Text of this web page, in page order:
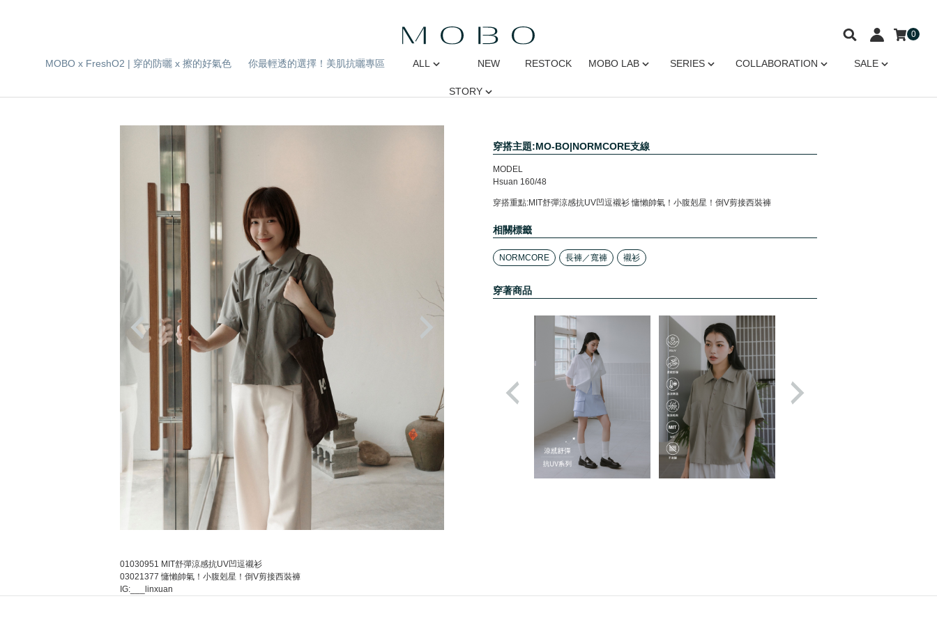
MOBO x FreshO2 | 穿的防曬 x 擦的好氣色 你最輕透的選擇！美肌抗曬專區 ALL NEW RESTOCK MOBO LAB SERIES COLLABORATION SALE
STORY
0
穿搭主題:MO-BO|NORMCORE支線
MODEL
Hsuan 160/48
穿搭重點:MIT舒彈涼感抗UV凹逗襯衫 慵懶帥氣！小腹剋星！倒V剪接西裝褲
相關標籤
NORMCORE 長褲／寬褲 襯衫
穿著商品
01030951 MIT舒彈涼感抗UV凹逗襯衫
03021377 慵懶帥氣！小腹剋星！倒V剪接西裝褲
IG:___linxuan